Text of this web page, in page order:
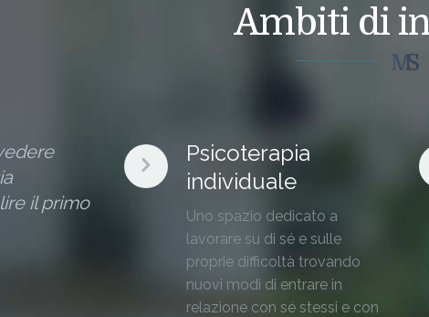
Ambiti di
il primo
Psicoterapia
individuale
Uno spazio dedicato a
lavorare su di sé e sulle
proprie difficoltà trovando
nuovi modi di entrare in
relazione con sé stessi e con